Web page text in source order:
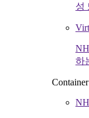
성
하
Container